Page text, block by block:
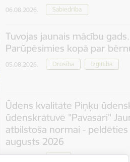
06.08.2026. Sabiedrība
Tuvojas jaunais mācību gads.
Parūpēsimies kopā par
05.08.2026. Drošība Izglītība
Ūdens kvalitāte Piņķu
ūdenskrātuvē "Pavasari"
atbilstoša normai - peldēties
augusts 2026
Vide